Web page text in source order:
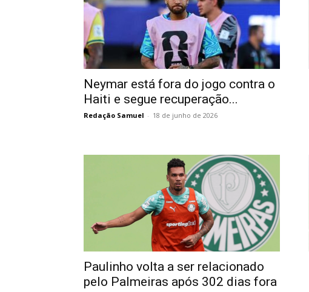
Neymar está fora do jogo contra o
Haiti e segue recuperação...
Redação Samuel - 18 de junho de 2026
Paulinho volta a ser relacionado
pelo Palmeiras após 302 dias fora